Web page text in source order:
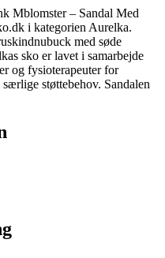
Mblomster – Sandal Med
i kategorien Aurelka.
med søde
sko er lavet i samarbejde
og fysioterapeuter for
støttebehov. Sandalen